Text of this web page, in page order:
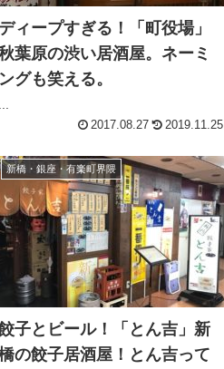
ディープすぎる！「町役場」
葉原の渋い居酒屋。ネーミ
ングも笑える。
...
2017.08.27 2019.11.25
新橋・銀座・有楽町界隈
子とビール！「とん吉」新
の餃子居酒屋！とん吉って